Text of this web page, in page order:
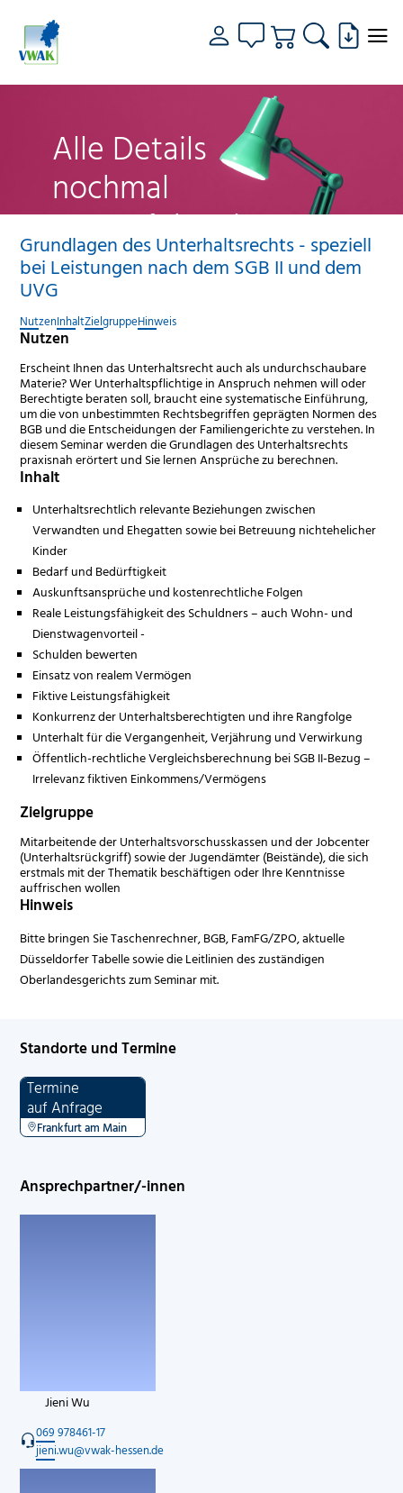
Alle Details
nochmal
genau fokussiert
Grundlagen des Unterhaltsrechts - speziell
bei Leistungen nach dem SGB II und dem
UVG
NutzenInhaltZielgruppeHinweis
Nutzen
Erscheint Ihnen das Unterhaltsrecht auch als undurchschaubare
Materie? Wer Unterhaltspflichtige in Anspruch nehmen will oder
Berechtigte beraten soll, braucht eine systematische Einführung,
um die von unbestimmten Rechtsbegriffen geprägten Normen des
BGB und die Entscheidungen der Familiengerichte zu verstehen. In
diesem Seminar werden die Grundlagen des Unterhaltsrechts
praxisnah erörtert und Sie lernen Ansprüche zu berechnen.
Inhalt
Unterhaltsrechtlich relevante Beziehungen zwischen
Verwandten und Ehegatten sowie bei Betreuung nichtehelicher
Kinder
Bedarf und Bedürftigkeit
Auskunftsansprüche und kostenrechtliche Folgen
Reale Leistungsfähigkeit des Schuldners – auch Wohn- und
Dienstwagenvorteil -
Schulden bewerten
Einsatz von realem Vermögen
Fiktive Leistungsfähigkeit
Konkurrenz der Unterhaltsberechtigten und ihre Rangfolge
Unterhalt für die Vergangenheit, Verjährung und Verwirkung
Öffentlich-rechtliche Vergleichsberechnung bei SGB II-Bezug –
Irrelevanz fiktiven Einkommens/Vermögens
Zielgruppe
Mitarbeitende der Unterhaltsvorschusskassen und der Jobcenter
(Unterhaltsrückgriff) sowie der Jugendämter (Beistände), die sich
erstmals mit der Thematik beschäftigen oder Ihre Kenntnisse
auffrischen wollen
Hinweis
Bitte bringen Sie Taschenrechner, BGB, FamFG/ZPO, aktuelle
Düsseldorfer Tabelle sowie die Leitlinien des zuständigen
Oberlandesgerichts zum Seminar mit.
Standorte und Termine
Termine
auf Anfrage
Frankfurt am Main
Ansprechpartner/-innen
Jieni Wu
069 978461-17
jieni.wu@vwak-hessen.de